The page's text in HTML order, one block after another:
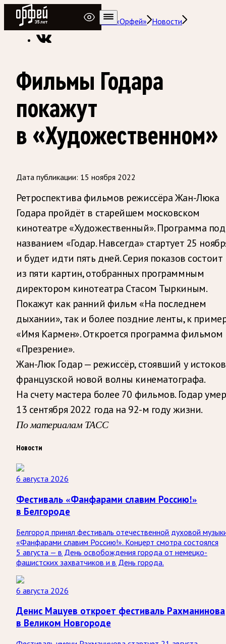
Радио Орфей
Радио классической музыки «Орфей» Новости
Фильмы Годара
покажут
в «Художественном»
Дата публикации: 15 ноября 2022
Ретроспектива фильмов режиссёра Жан-Люка
Годара пройдёт в старейшем московском
кинотеатре «Художественный». Программа под
названием «Годар. Навсегда» стартует 25
и будет идти пять дней. Серия показов состоит
из пяти картин, отобранных программным
директором кинотеатра Стасом Тыркиным.
Покажут как ранний фильм «На последнем
дыхании», так и более поздние ленты, к
«Имя Кармен». Откроется программа фильмом
«Презрение».
Жан-Люк Годар — режиссёр, стоявший у истоков
французской новой волны кинематографа.
На счету мастера более 70 фильмов. Годар умер
13 сентября 2022 года на 92-м году жизни.
По материалам ТАСС
Новости
6 августа 2026
Фестиваль «Фанфарами славим Россию!»
в Белгороде
Белгород принял фестиваль отечественной духовой
«Фанфарами славим Россию!». Концерт смотра состоялся
5 августа — в День освобождения города от немецко-
фашистских захватчиков и в День города.
6 августа 2026
Денис Мацуев откроет фестиваль Рахманинова
в Великом Новгороде